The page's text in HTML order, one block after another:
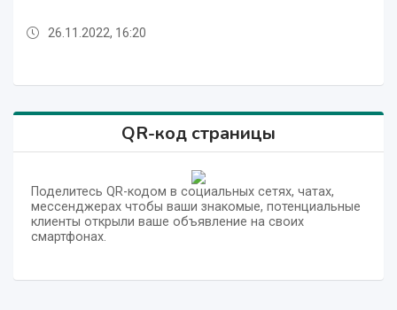
26.11.2022, 16:20
QR-код страницы
Поделитесь QR-кодом в социальных сетях, чатах,
мессенджерах чтобы ваши знакомые, потенциальные
клиенты открыли ваше объявление на своих
смартфонах.